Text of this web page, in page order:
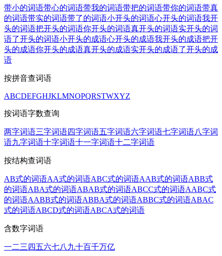
带小的词语带心的词语带我的词语带把的词语带你的词语带真
的词语带实的词语带了的词语小开头的词语心开头的词语我开
头的词语把开头的词语你开头的词语真开头的词语实开头的词
语了开头的词语小开头的成语心开头的成语我开头的成语把开
头的成语你开头的成语真开头的成语实开头的成语了开头的成
语
按拼音查词语
ABCDEFGHJKLMNOPQRSTWXYZ
按词语字数查询
两字词语三字词语四字词语五字词语六字词语七字词语八字词
语九字词语十字词语十一字词语十二字词语
按结构查词语
AB式的词语AA式的词语ABC式的词语AAB式的词语ABB式
的词语ABA式的词语ABAB式的词语ABCC式的词语AABC式
的词语AABB式的词语ABBA式的词语ABBC式的词语ABAC
式的词语ABCD式的词语ABCA式的词语
含数字词语
一二三 四五六七八 九十百千万亿